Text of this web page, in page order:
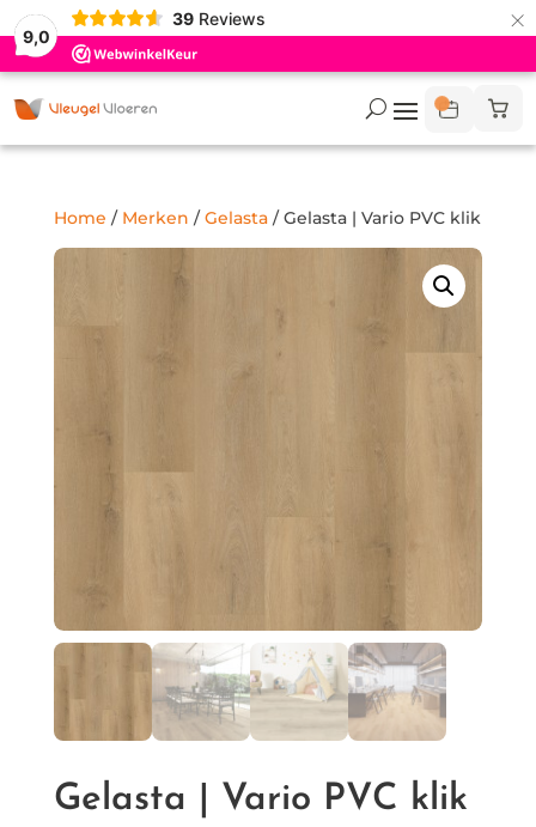
9,0
39 Reviews ×
Home / Merken /Gelasta/ Gelasta | Vario PVC klik
Gelasta | Vario PVC klik